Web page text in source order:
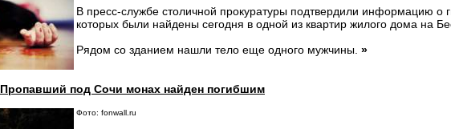
В пресс-службе столичной прокуратуры подтвердили информацию о
которых были найдены сегодня в одной из квартир жилого дома на
Рядом со зданием нашли тело еще одного мужчины. »
Пропавший под Сочи монах найден погибшим
Фото: fonwall.ru